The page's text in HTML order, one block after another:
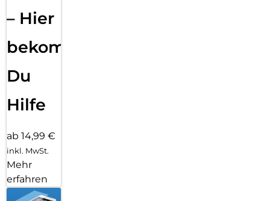
– Hier
bekommst
Du
Hilfe
ab 14,99 €
inkl. MwSt.
Mehr
erfahren